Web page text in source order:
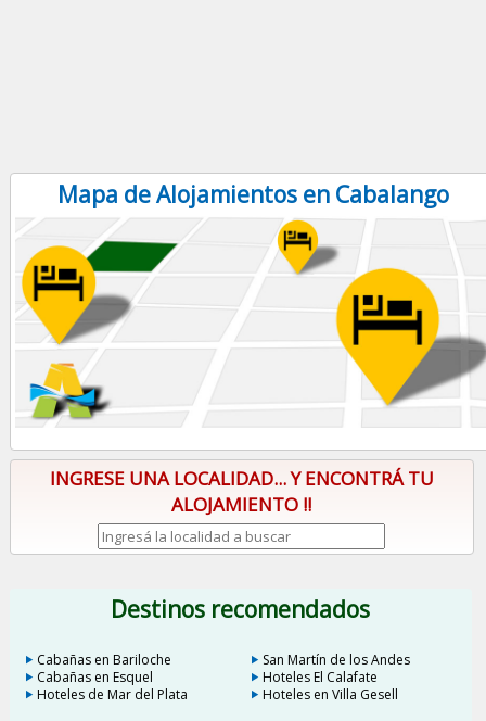
Mapa de Alojamientos en Cabalango
INGRESE UNA LOCALIDAD... Y ENCONTRÁ TU
ALOJAMIENTO !!
Destinos recomendados
Cabañas en Bariloche
San Martín de los Andes
Cabañas en Esquel
Hoteles El Calafate
Hoteles de Mar del Plata
Hoteles en Villa Gesell